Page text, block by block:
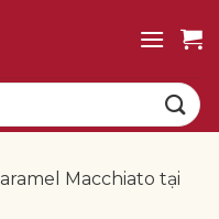
Macchiato tại